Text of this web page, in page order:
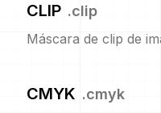
CLIP .clip
Máscara de clip de
CMYK .cmyk